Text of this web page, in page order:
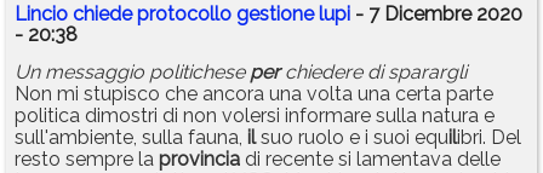
Lincio chiede protocollo gestione lupi - 7 Dicembre 2020
- 20:38
Un messaggio politichese perchiedere di sparargli
Non mi stupisco che ancora una volta una certa parte
politica dimostri di non volersi informare sulla natura e
sull'ambiente, sulla fauna, ilsuo ruolo e i suoi equilibri. Del
resto sempre la provincia di recente si lamentava delle